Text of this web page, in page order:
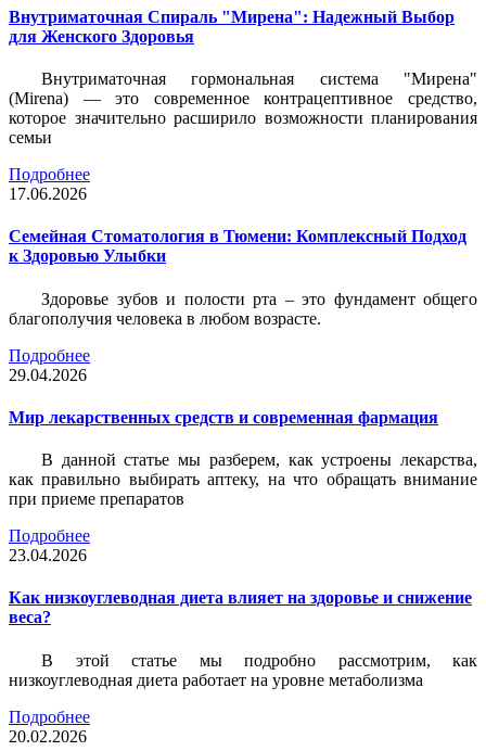
Внутриматочная Спираль "Мирена": Надежный Выбор
для Женского Здоровья
Внутриматочная гормональная система "Мирена"
(Mirena) — это современное контрацептивное средство,
которое значительно расширило возможности планирования
семьи
Подробнее
17.06.2026
Семейная Стоматология в Тюмени: Комплексный Подход
к Здоровью Улыбки
Здоровье зубов и полости рта – это фундамент общего
благополучия человека в любом возрасте.
Подробнее
29.04.2026
Мир лекарственных средств и современная фармация
В данной статье мы разберем, как устроены лекарства,
как правильно выбирать аптеку, на что обращать внимание
при приеме препаратов
Подробнее
23.04.2026
Как низкоуглеводная диета влияет на здоровье и снижение
веса?
В этой статье мы подробно рассмотрим, как
низкоуглеводная диета работает на уровне метаболизма
Подробнее
20.02.2026